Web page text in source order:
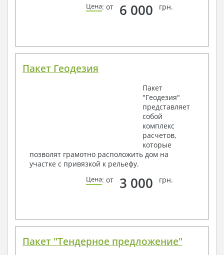
Цена: от 6 000 грн.
Пакет Геодезия
Пакет
"Геодезия"
представляет
собой
комплекс
расчетов,
которые
позволят грамотно расположить дом на
участке с привязкой к рельефу.
Цена: от 3 000 грн.
Пакет "Тендерное предложение"